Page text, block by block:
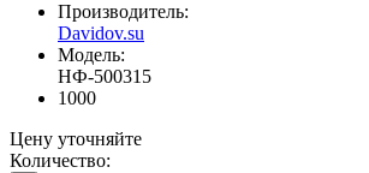
Производитель:
Davidov.su
Модель:
НФ-500315
1000
Цену уточняйте
Количество: